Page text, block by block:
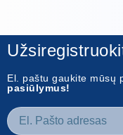
El. paštu gaukite mūsų
pasiūlymus!